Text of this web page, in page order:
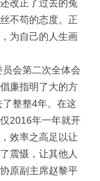
改正了过去的冤
不苟的态度。正
为自己的人生画
会第二次全体会
廉指明了大的方
整整4年。在这
2016年一年就开
效率之高足以让
震慑，让其他人
原副主席赵黎平